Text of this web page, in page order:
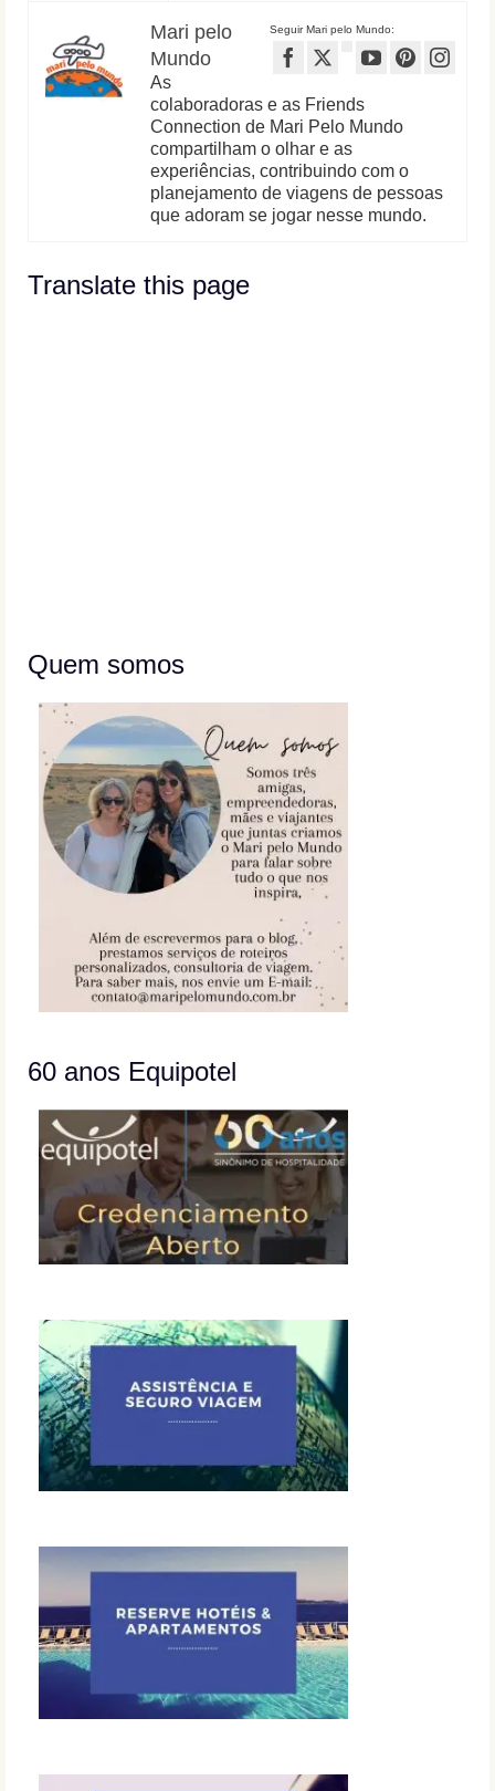
Seguir Mari pelo Mundo:
Mari pelo
Mundo
As
colaboradoras e as Friends
Connection de Mari Pelo Mundo
compartilham o olhar e as
experiências, contribuindo com o
planejamento de viagens de pessoas
que adoram se jogar nesse mundo.
Translate this page
Quem somos
60 anos Equipotel